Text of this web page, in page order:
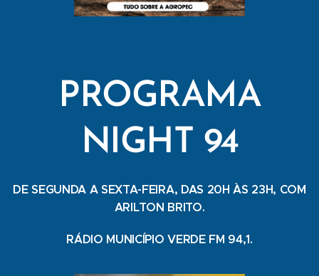
PROGRAMA
NIGHT 94
DE SEGUNDA A SEXTA-FEIRA, DAS 20H ÀS 23H, COM
ARILTON BRITO.
RÁDIO MUNICÍPIO VERDE FM 94,1.